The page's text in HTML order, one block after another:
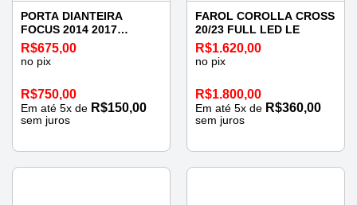
PORTA DIANTEIRA
FOCUS 2014 2017
ESQUERDA
R$675,00
no pix
R$750,00
Em até 5x de R$150,00
sem juros
FAROL COROLLA CROSS
20/23 FULL LED LE
R$1.620,00
no pix
R$1.800,00
Em até 5x de R$360,00
sem juros